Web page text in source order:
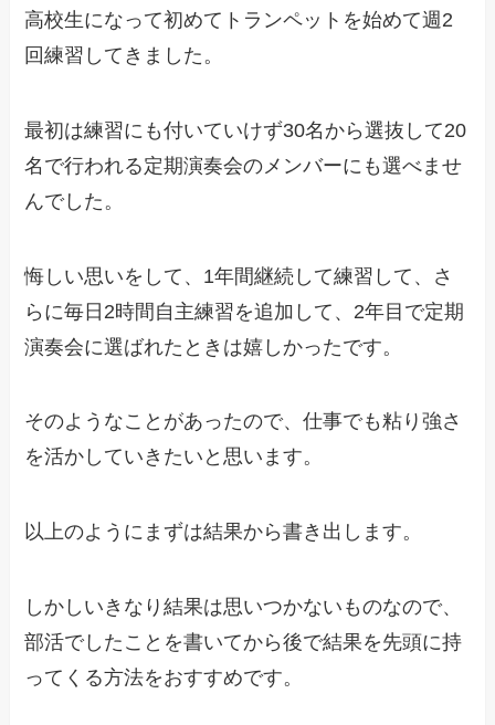
高校生になって初めてトランペットを始めて週2
回練習してきました。
最初は練習にも付いていけず30名から選抜して20
名で行われる定期演奏会のメンバーにも選べませ
んでした。
悔しい思いをして、1年間継続して練習して、さ
らに毎日2時間自主練習を追加して、2年目で定期
演奏会に選ばれたときは嬉しかったです。
そのようなことがあったので、仕事でも粘り強さ
を活かしていきたいと思います。
以上のようにまずは結果から書き出します。
しかしいきなり結果は思いつかないものなので、
部活でしたことを書いてから後で結果を先頭に持
ってくる方法をおすすめです。